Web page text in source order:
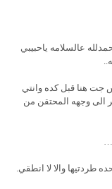
عالسلامه ياحبيبي
جت هنا قبل كده وانتي
الى وجهه المحتقن من
طردتيها والا لا انطقي.